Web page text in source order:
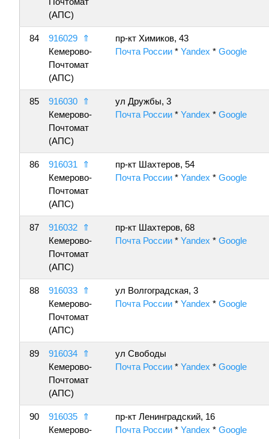
(АПС)
84 916029
⇑
Кемерово-
Почтомат
(АПС)
пр-кт Химиков, 43
Почта России * Yandex * Google
85 916030
⇑
Кемерово-
Почтомат
(АПС)
ул Дружбы, 3
Почта России * Yandex * Google
86 916031
⇑
Кемерово-
Почтомат
(АПС)
пр-кт Шахтеров, 54
Почта России * Yandex * Google
87 916032
⇑
Кемерово-
Почтомат
(АПС)
пр-кт Шахтеров, 68
Почта России * Yandex * Google
88 916033
⇑
Кемерово-
Почтомат
(АПС)
ул Волгоградская, 3
Почта России * Yandex * Google
89 916034
⇑
Кемерово-
Почтомат
(АПС)
ул Свободы
Почта России * Yandex * Google
90 916035
⇑
Кемерово-
пр-кт Ленинградский, 16
Почта России * Yandex * Google